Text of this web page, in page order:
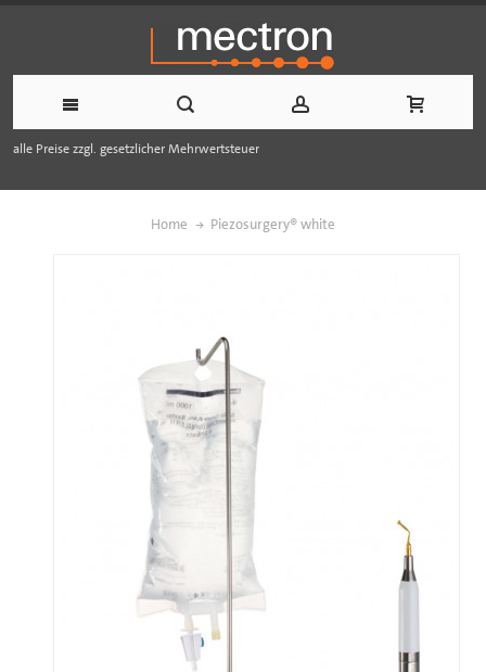
alle Preise zzgl. gesetzlicher Mehrwertsteuer
Home Piezosurgery® white